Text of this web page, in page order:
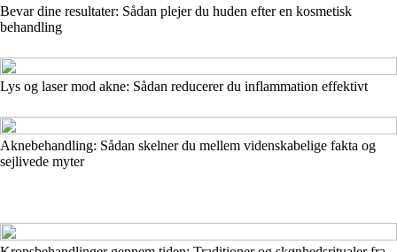
Bevar dine resultater: Sådan plejer du huden efter en kosmetisk
behandling
Lys og laser mod akne: Sådan reducerer du inflammation effektivt
Aknebehandling: Sådan skelner du mellem videnskabelige fakta og
sejlivede myter